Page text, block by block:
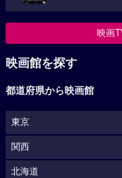
映画
映画館を探す
都道府県から映画館
東京
関西
北海道